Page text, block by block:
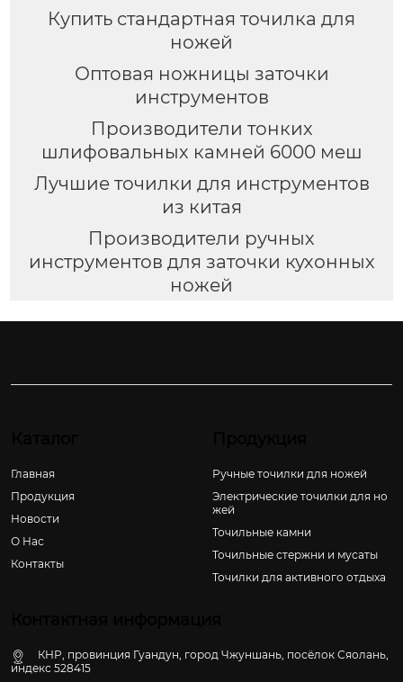
Купить стандартная точилка для
ножей
Оптовая ножницы заточки
инструментов
Производители тонких
шлифовальных камней 6000 меш
Лучшие точилки для инструментов
из китая
Производители ручных
инструментов для заточки кухонных
ножей
Главная
Продукция
Новости
О Hас
Контакты
Ручные точилки для ножей
Электрические точилки для но
жей
Точильные камни
Точильные стержни и мусаты
Точилки для активного отдыха
КНР, провинция Гуандун, город Чжуншань, посёлок Сяолань,
индекс 528415